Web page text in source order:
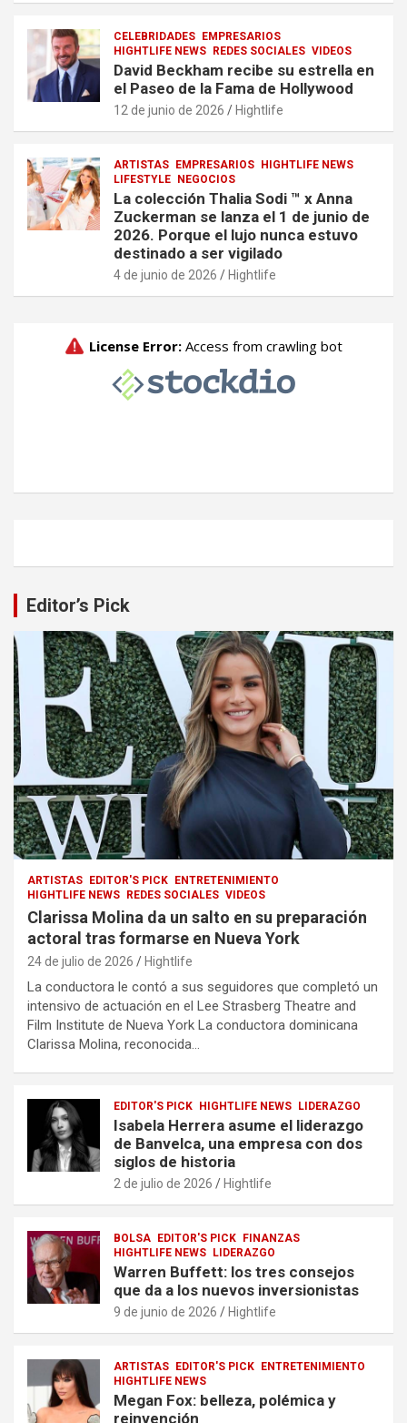
CELEBRIDADES
EMPRESARIOS
HIGHTLIFE NEWS
REDES SOCIALES VIDEOS
David Beckham recibe su estrella en
el Paseo de la Fama de Hollywood
12 de junio de 2026 Hightlife
ARTISTAS EMPRESARIOS
HIGHTLIFE NEWS
LIFESTYLE
NEGOCIOS
La colección Thalia Sodi ™ x Anna
Zuckerman se lanza el 1 de junio de
2026. Porque el lujo nunca estuvo
destinado a ser vigilado
4 de junio de 2026 Hightlife
Editor’s Pick
ARTISTAS EDITOR'S PICK ENTRETENIMIENTO
HIGHTLIFE NEWS REDES SOCIALES VIDEOS
Clarissa Molina da un salto en su preparación
actoral tras formarse en Nueva York
24 de julio de 2026 Hightlife
La conductora le contó a sus seguidores que completó un
intensivo de actuación en el Lee Strasberg Theatre and
Film Institute de Nueva York La conductora dominicana
Clarissa Molina, reconocida…
EDITOR'S PICK HIGHTLIFE NEWS LIDERAZGO
Isabela Herrera asume el liderazgo
de Banvelca, una empresa con dos
siglos de historia
2 de julio de 2026 Hightlife
BOLSA EDITOR'S PICK FINANZAS
HIGHTLIFE NEWS LIDERAZGO
Warren Buffett: los tres consejos
que da a los nuevos inversionistas
9 de junio de 2026 Hightlife
ARTISTAS EDITOR'S PICK ENTRETENIMIENTO
HIGHTLIFE NEWS
Megan Fox: belleza, polémica y
reinvención